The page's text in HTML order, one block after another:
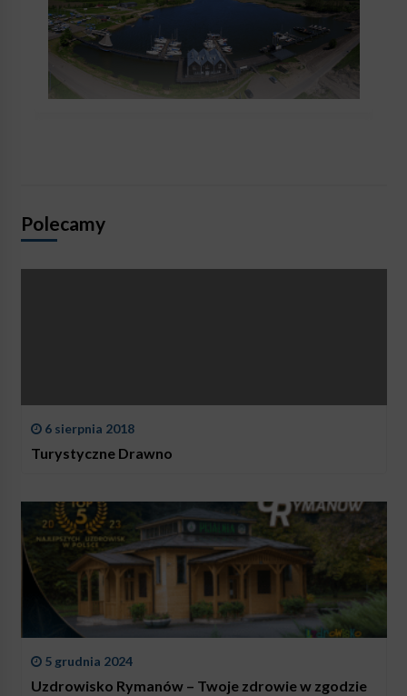
Polecamy
6 sierpnia 2018
Turystyczne Drawno
5 grudnia 2024
Uzdrowisko Rymanów – Twoje zdrowie w zgodzie